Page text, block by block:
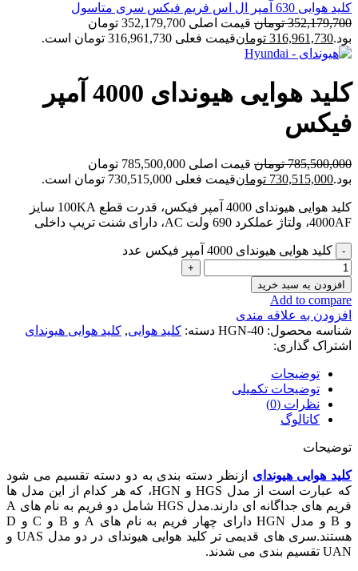
کلید هوایی 630 آمپر ال اس فریم فیکس سری متاسول
352,179,700 تومان
قیمت اصلی 352,179,700 تومان
بود.316,961,730 تومانقیمت فعلی 316,961,730 تومان است.
کلید هوایی هیوندای 4000 آمپر
فیکس
785,500,000 تومان
قیمت اصلی 785,500,000 تومان
بود.730,515,000 تومانقیمت فعلی 730,515,000 تومان است.
کلید هوایی هیوندای 4000 آمپر فیکس، قدرت قطع 100KA سایز
4000AF، ولتاژ عملکرد 690 ولت AC، دارای شنت تریپ داخلی
کلید هوایی هیوندای 4000 آمپر فیکس عدد
افزودن به سبد خرید
Add to compare
افزودن به علاقه مندی
شناسه محصول: HGN-40 دسته: کلید هوایی, کلید هوایی هیوندای
اشتراک گذاری:
توضیحات
توضیحات تکمیلی
نظرات (0)
کاتالوگ
توضیحات
کلید هوایی هیوندای ازنظر دسته بندی به دو دسته تقسیم می شود
که عبارت است از مدل HGS و HGN، که هر کدام از این مدل ها
فریم های جداگانه ای دارند.مدل HGS شامل دو فریم به نام های A
و B و مدل HGN دارای چهار فریم به نام های A و B و C و D
هستند.سری های قدیمی تر کلید هوایی هیوندای در دو مدل UAS و
UAN تقسیم بندی می شدند.